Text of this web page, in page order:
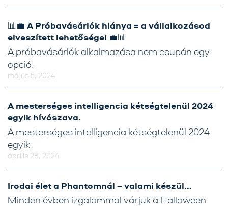
📊💼 A Próbavásárlók hiánya = a vállalkozásod
elveszített lehetőségei 💼📊
május 5, 2024
A próbavásárlók alkalmazása nem csupán egy
opció,
A mesterséges intelligencia kétségtelenül 2024
egyik hívószava.
április 28, 2024
A mesterséges intelligencia kétségtelenül 2024
egyik
Irodai élet a Phantomnál – valami készül…
Minden évben izgalommal várjuk a Halloween